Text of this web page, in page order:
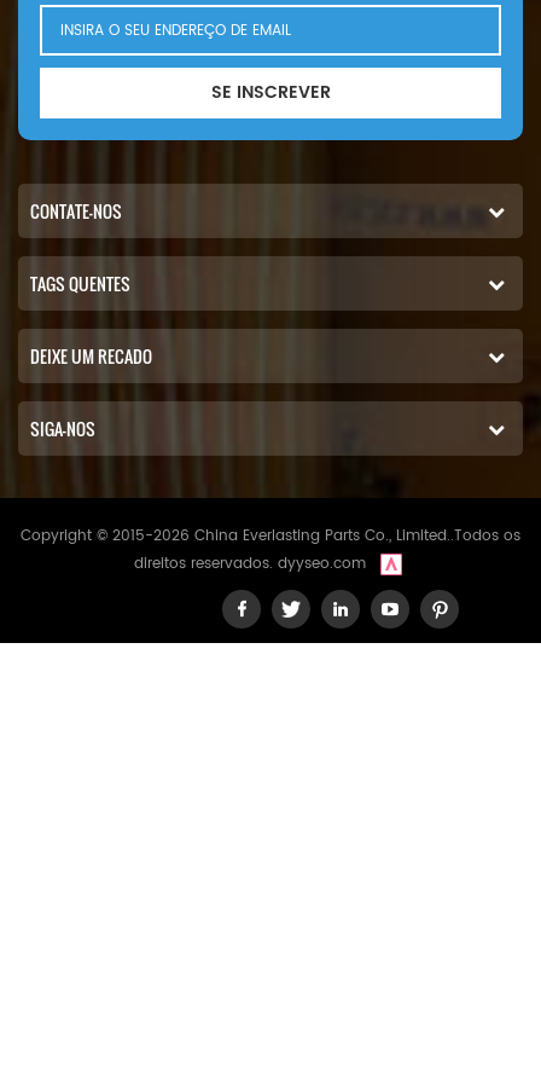
SE INSCREVER
CONTATE-NOS
TAGS QUENTES
DEIXE UM RECADO
SIGA-NOS
Copyright © 2015-2026 China Everlasting Parts Co., Limited..Todos os
direitos reservados. dyyseo.com